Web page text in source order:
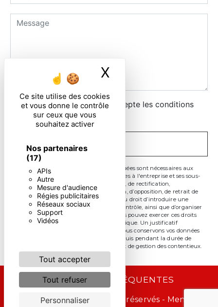
Ce site utilise des cookies
et vous donne le contrôle
sur ceux que vous
souhaitez activer
Nos partenaires
(17)
APIs
Autre
Mesure d'audience
Régies publicitaires
Réseaux sociaux
Support
Vidéos
Tout accepter
Tout refuser
Personnaliser
X
En cochant cette case, j'accepte les conditions
particulières ci-dessous **
** Les données personnelles communiquées sont nécessaires aux
fins de vous contacter. Elles sont destinées à l'entreprise et ses sous-
traitants. Vous disposez de droits d’accès, de rectification,
d’effacement, de portabilité, de limitation, d’opposition, de retrait de
votre consentement à tout moment et du droit d’introduire une
réclamation auprès d’une autorité de contrôle, ainsi que d’organiser
le sort de vos données post-mortem. Vous pouvez exercer ces droits
par voie postale ou par courrier électronique. Un justificatif
d'identité pourra vous être demandé. Nous conservons vos données
pendant la période de prise de contact puis pendant la durée de
prescription légale aux fins probatoire et de gestion des contentieux.
RECHERCHES FRÉQUENTES
Vistalid- 2026 - Tous droits réservés - Mentions